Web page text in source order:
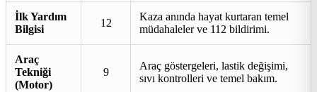
İlk Yardım
Bilgisi
12
Kaza anında hayat kurtaran temel
müdahaleler ve 112 bildirimi.
Araç
Tekniği
(Motor)
9
Araç göstergeleri, lastik değişimi,
sıvı kontrolleri ve temel bakım.